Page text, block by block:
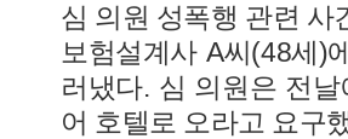
심 의원 성폭행 관련 사
보험설계사 A씨(48세)
러냈다. 심 의원은 전
어 호텔로 오라고 요구